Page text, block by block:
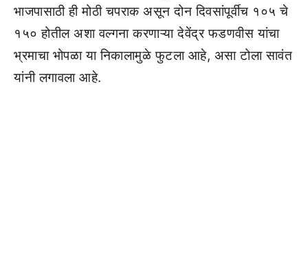
भाजपासाठी ही मोठी चपराक असून दोन दिवसांपूर्वीच १०५ चे
१५० होतील अशा वल्गना करणाऱ्या देवेंद्र फडणवीस यांचा
भ्रमाचा भोपळा या निकालामुळे फुटला आहे, असा टोला सावंत
यांनी लगावला आहे.